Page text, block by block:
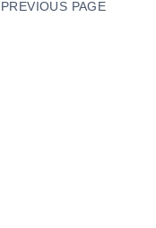
PREVIOUS PAGE